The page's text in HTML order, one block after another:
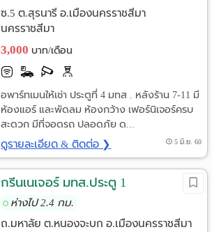
ซ.5 ต.สุรนารี อ.เมืองนครราชสีมา
นครราชสีมา
3,000 บาท/เดือน
อพาร์ทเมนให้เช่า ประตูที่ 4 มทส . หลังร้าน 7-11 มี
ห้องแอร์ และพัดลม ห้องกว้าง เฟอร์นิเจอร์ครบ
สะดวก มีที่จอดรถ ปลอดภัย ด...
ดูรายละเอียด & ติดต่อ ❯ 5 มิ.ย. 60
กรีนเนเจอร์ มทส.ประตู 1
ห่างไป 2.4 กม.
ถ.มหาลัย ต.หนองจะบก อ.เมืองนครราชสีมา